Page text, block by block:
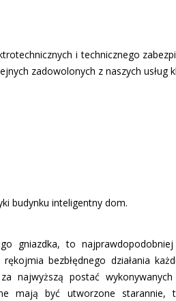
i technicznego
zadowolonych z naszych usług
budynku inteligentny dom.
gniazdka, to
bezbłędnego działania
najwyższą postać
mają być utworzone